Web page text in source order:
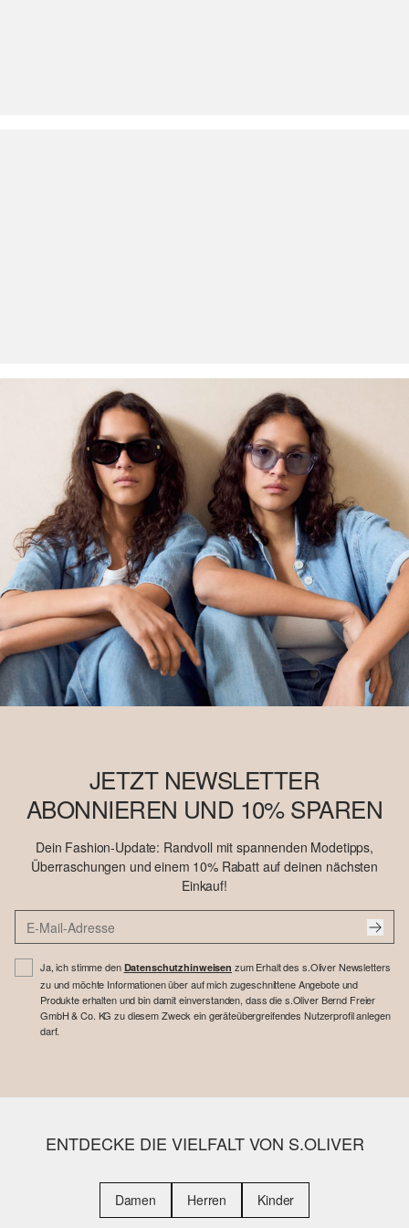
JETZT NEWSLETTER
ABONNIEREN UND 10% SPAREN
Dein Fashion-Update: Randvoll mit spannenden Modetipps,
Überraschungen und einem 10% Rabatt auf deinen nächsten
Einkauf!
Ja, ich stimme den Datenschutzhinweisen zum Erhalt des s.Oliver Newsletters
zu und möchte Informationen über auf mich zugeschnittene Angebote und
Produkte erhalten und bin damit einverstanden, dass die s.Oliver Bernd Freier
GmbH & Co. KG zu diesem Zweck ein geräteübergreifendes Nutzerprofil anlegen
darf.
ENTDECKE DIE VIELFALT VON S.OLIVER
Damen Herren Kinder